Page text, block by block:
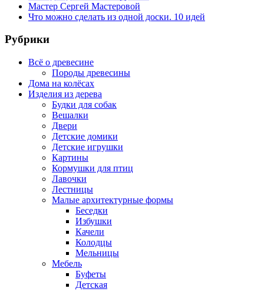
Мастер Сергей Мастеровой
Что можно сделать из одной доски. 10 идей
Рубрики
Всё о древесине
Породы древесины
Дома на колёсах
Изделия из дерева
Будки для собак
Вешалки
Двери
Детские домики
Детские игрушки
Картины
Кормушки для птиц
Лавочки
Лестницы
Малые архитектурные формы
Беседки
Избушки
Качели
Колодцы
Мельницы
Мебель
Буфеты
Детская